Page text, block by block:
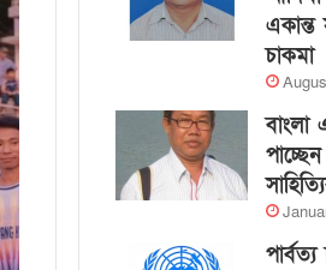
একান্ত
চাকমা
বাংলা